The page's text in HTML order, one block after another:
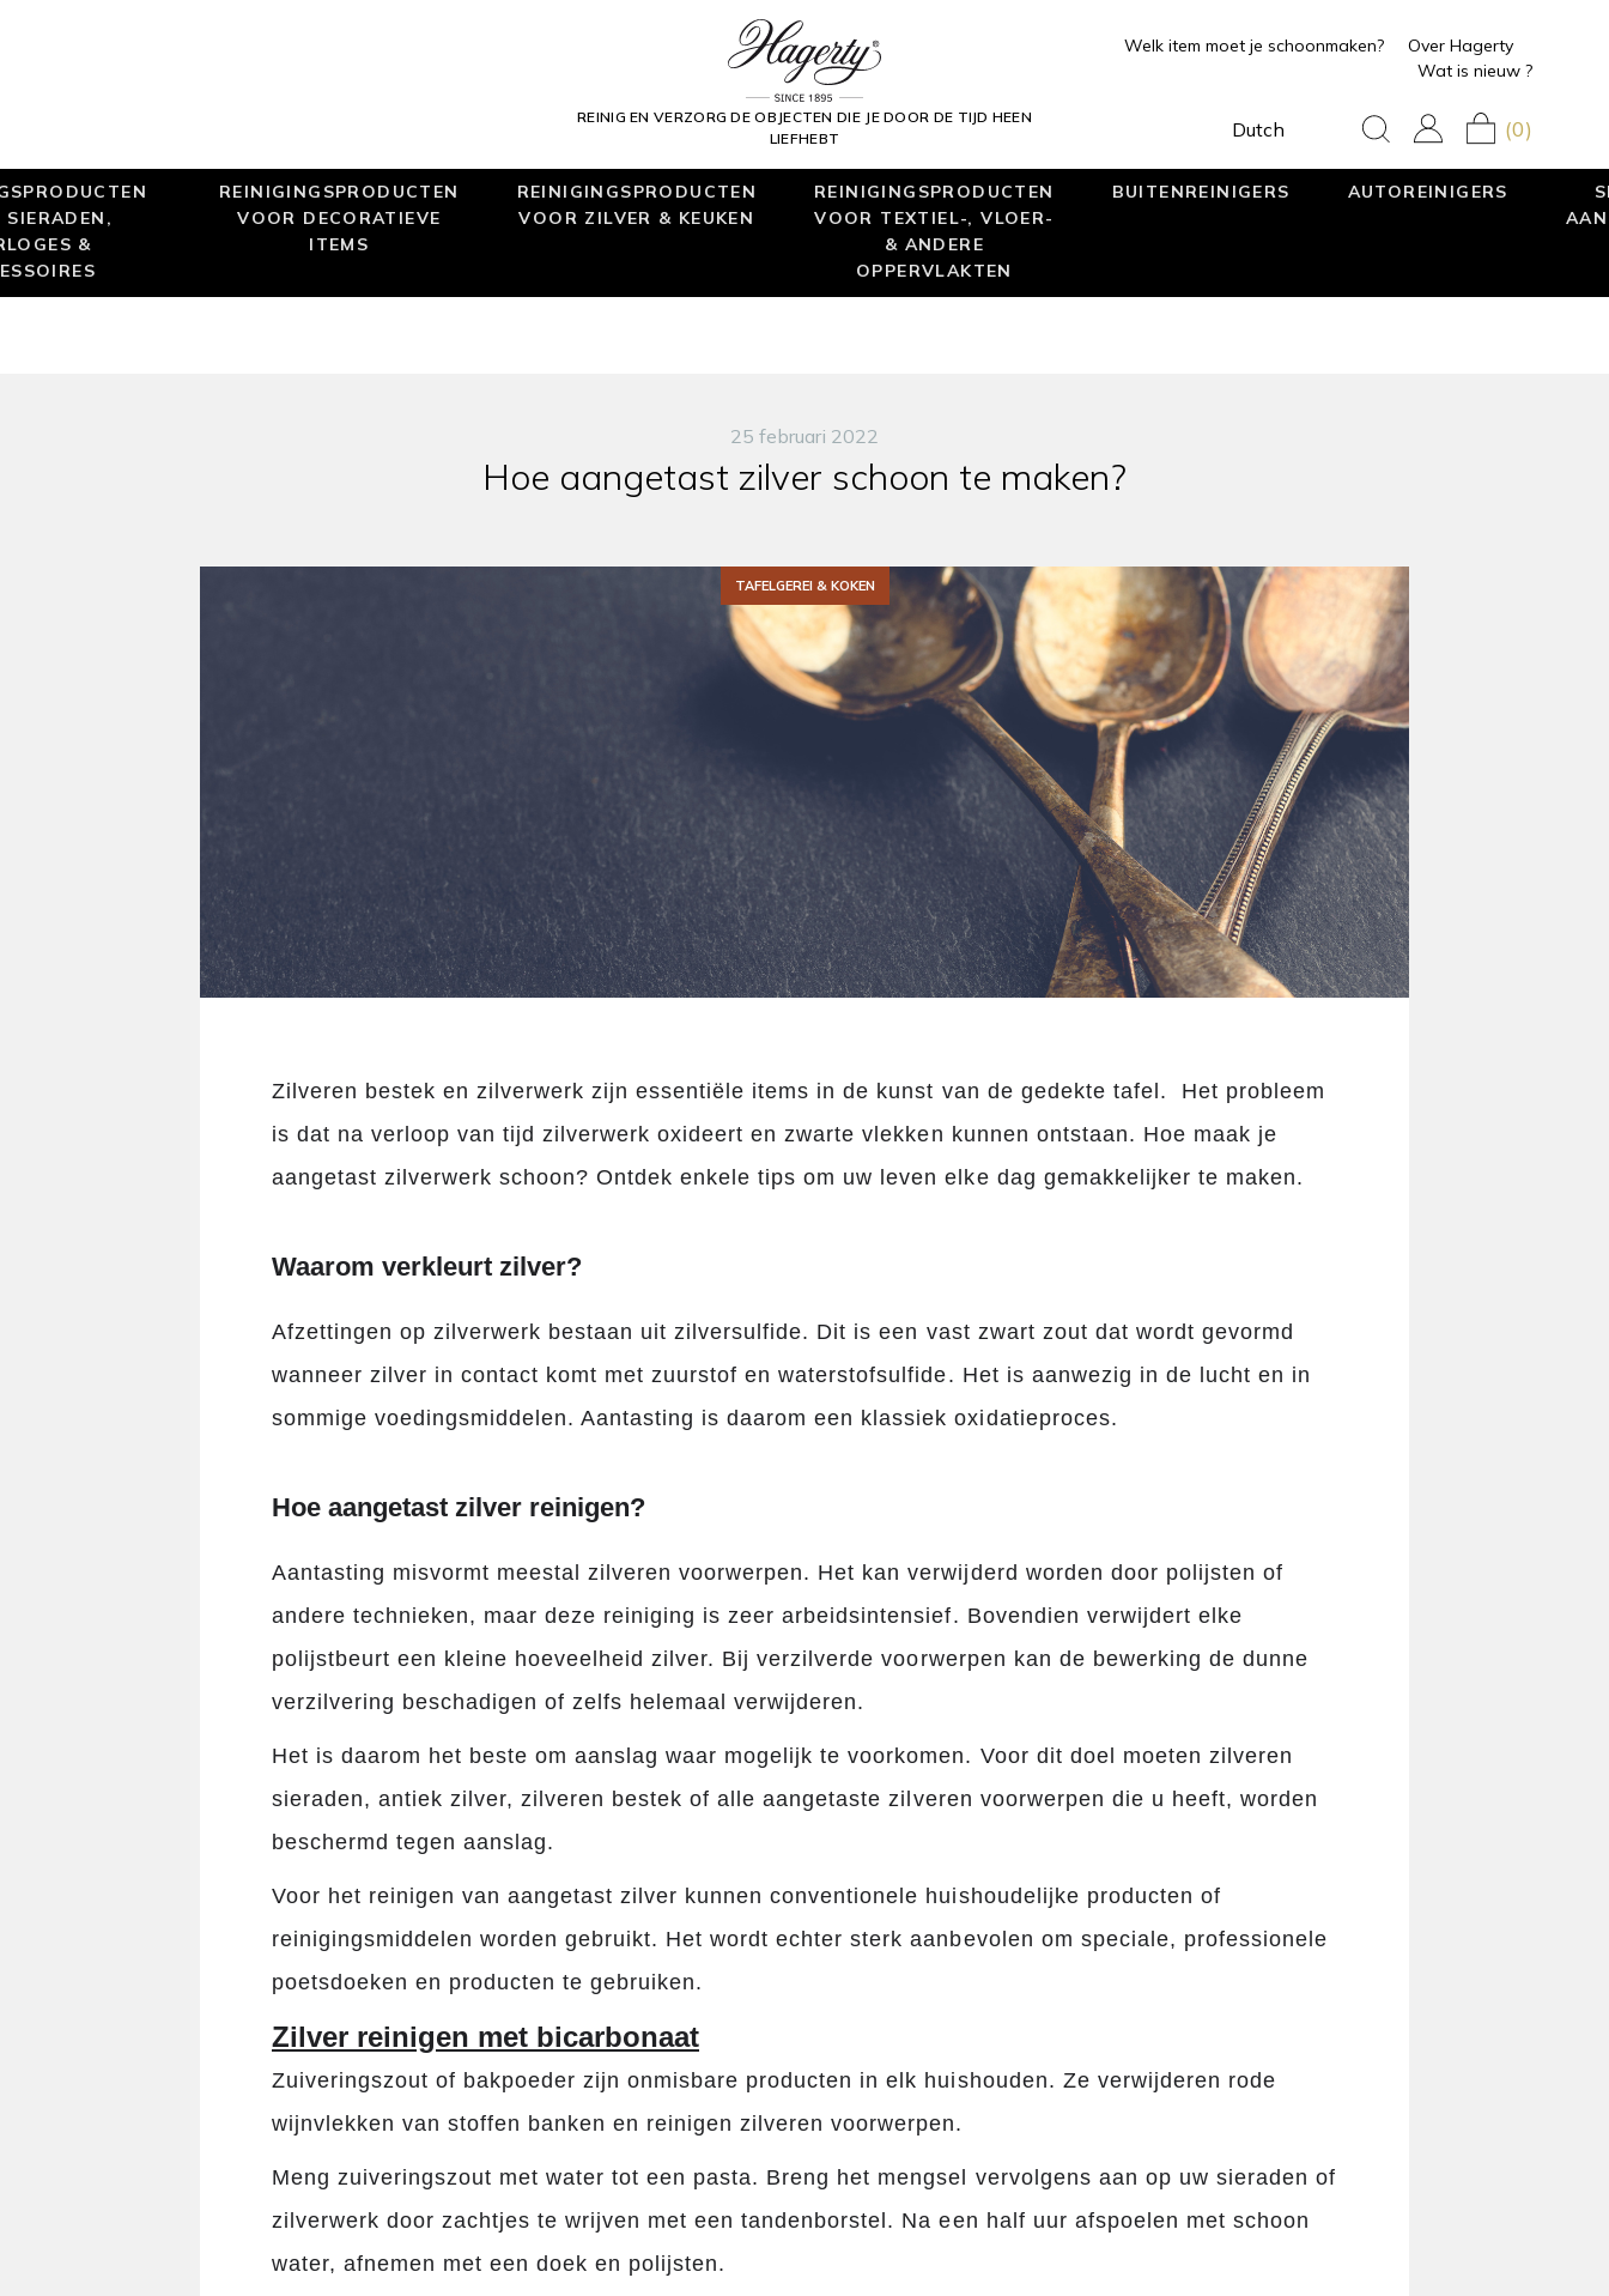
REINIG EN VERZORG DE OBJECTEN DIE JE DOOR DE TIJD HEEN
LIEFHEBT
Welk item moet je schoonmaken?
Over Hagerty
Wat is nieuw ?
Dutch (0)
SIERADEN,
&
REINIGINGSPRODUCTEN
VOOR DECORATIEVE
ITEMS
REINIGINGSPRODUCTEN
VOOR ZILVER & KEUKEN
REINIGINGSPRODUCTEN
VOOR TEXTIEL-, VLOER-
& ANDERE
OPPERVLAKTEN
BUITENREINIGERS AUTOREINIGERS
25 februari 2022
Hoe aangetast zilver schoon te maken?
TAFELGEREI & KOKEN
Zilveren bestek en zilverwerk zijn essentiële items in de kunst van de gedekte tafel.
Het probleem
is dat na verloop van tijd zilverwerk oxideert en zwarte vlekken kunnen ontstaan. Hoe maak je
aangetast zilverwerk schoon? Ontdek enkele tips om uw leven elke dag gemakkelijker te maken.
Waarom verkleurt zilver?
Afzettingen op zilverwerk bestaan ​​uit zilversulfide. Dit is een vast zwart zout dat wordt gevormd
wanneer zilver in contact komt met zuurstof en waterstofsulfide. Het is aanwezig in de lucht en in
sommige voedingsmiddelen. Aantasting is daarom een ​​klassiek oxidatieproces.
Hoe aangetast zilver reinigen?
Aantasting misvormt meestal zilveren voorwerpen. Het kan verwijderd worden door polijsten of
andere technieken, maar deze reiniging is zeer arbeidsintensief. Bovendien verwijdert elke
polijstbeurt een kleine hoeveelheid zilver. Bij verzilverde voorwerpen kan de bewerking de dunne
verzilvering beschadigen of zelfs helemaal verwijderen.
Het is daarom het beste om aanslag waar mogelijk te voorkomen. Voor dit doel moeten zilveren
sieraden, antiek zilver, zilveren bestek of alle aangetaste zilveren voorwerpen die u heeft, worden
beschermd tegen aanslag.
Voor het reinigen van aangetast zilver kunnen conventionele huishoudelijke producten of
reinigingsmiddelen worden gebruikt. Het wordt echter sterk aanbevolen om speciale, professionele
poetsdoeken en producten te gebruiken.
Zilver reinigen met bicarbonaat
Zuiveringszout of bakpoeder zijn onmisbare producten in elk huishouden. Ze verwijderen rode
wijnvlekken van stoffen banken en reinigen zilveren voorwerpen.
Meng zuiveringszout met water tot een pasta. Breng het mengsel vervolgens aan op uw sieraden of
zilverwerk door zachtjes te wrijven met een tandenborstel. Na een half uur afspoelen met schoon
water, afnemen met een doek en polijsten.